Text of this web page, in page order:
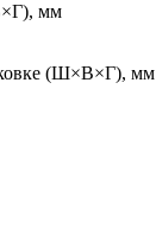
мм
(Ш×В×Г), мм